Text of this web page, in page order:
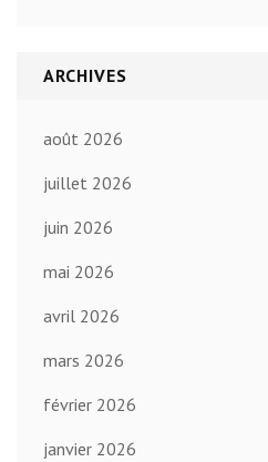
ARCHIVES
août 2026
juillet 2026
juin 2026
mai 2026
avril 2026
mars 2026
février 2026
janvier 2026